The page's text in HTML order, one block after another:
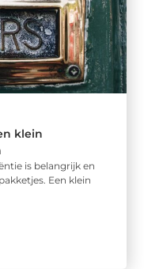
klein
is belangrijk en
Een klein